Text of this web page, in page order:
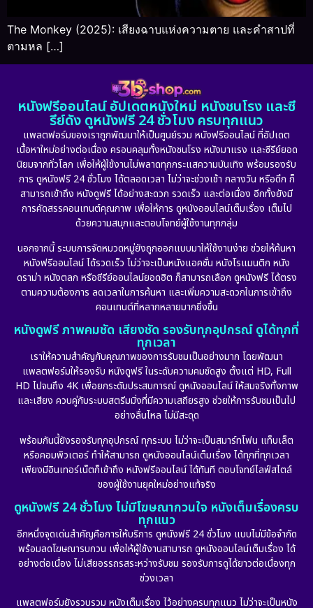
The Monkey (2025): เสียงฉาบแห่งความตาย และคำสาปที่
ตามหล […]
หนังฟรีออนไลน์ อัปเดตหนังใหม่ หนังชนโรง และซี
รีย์ดัง ดูหนังฟรี 24 ชั่วโมง ครบทุกแนว
แพลตฟอร์มของเราถูกพัฒนาให้เป็นศูนย์รวม หนังฟรีออนไลน์ ที่อัปเดต
เนื้อหาใหม่อย่างต่อเนื่อง ครอบคลุมทั้งหนังชนโรง หนังมาแรง และซีรีย์ยอด
นิยมจากทั่วโลก เพื่อให้ผู้ใช้งานไม่พลาดทุกกระแสความบันเทิง พร้อมรองรับ
การ ดูหนังฟรี 24 ชั่วโมง ได้ตลอดเวลา ไม่ว่าจะช่วงเช้า กลางวัน หรือดึก ก็
สามารถเข้าถึง หนังดูฟรี ได้อย่างสะดวก รวดเร็ว และต่อเนื่อง อีกทั้งยังมี
การคัดสรรคอนเทนต์คุณภาพ เพื่อให้การ ดูหนังออนไลน์เต็มเรื่อง เต็มไป
ด้วยความสนุกและตอบโจทย์ผู้ใช้งานทุกกลุ่ม
นอกจากนี้ ระบบการจัดหมวดหมู่ยังถูกออกแบบมาให้ใช้งานง่าย ช่วยให้ค้นหา
หนังฟรีออนไลน์ ได้รวดเร็ว ไม่ว่าจะเป็นหนังแอคชั่น หนังโรแมนติก หนัง
ดราม่า หนังตลก หรือซีรีย์ออนไลน์ยอดฮิต ก็สามารถเลือก ดูหนังฟรี ได้ตรง
ตามความต้องการ ลดเวลาในการค้นหา และเพิ่มความสะดวกในการเข้าถึง
คอนเทนต์ที่หลากหลายมากยิ่งขึ้น
หนังดูฟรี ภาพคมชัด เสียงชัด รองรับทุกอุปกรณ์ ดูได้ทุกที่
ทุกเวลา
เราให้ความสำคัญกับคุณภาพของการรับชมเป็นอย่างมาก โดยพัฒนา
แพลตฟอร์มให้รองรับ หนังดูฟรี ในระดับความคมชัดสูง ตั้งแต่ HD, Full
HD ไปจนถึง 4K เพื่อยกระดับประสบการณ์ ดูหนังออนไลน์ ให้สมจริงทั้งภาพ
และเสียง ควบคู่กับระบบสตรีมมิ่งที่มีความเสถียรสูง ช่วยให้การรับชมเป็นไป
อย่างลื่นไหล ไม่มีสะดุด
พร้อมกันนี้ยังรองรับทุกอุปกรณ์ ทุกระบบ ไม่ว่าจะเป็นสมาร์ทโฟน แท็บเล็ต
หรือคอมพิวเตอร์ ทำให้สามารถ ดูหนังออนไลน์เต็มเรื่อง ได้ทุกที่ทุกเวลา
เพียงมีอินเทอร์เน็ตก็เข้าถึง หนังฟรีออนไลน์ ได้ทันที ตอบโจทย์ไลฟ์สไตล์
ของผู้ใช้งานยุคใหม่อย่างแท้จริง
ดูหนังฟรี 24 ชั่วโมง ไม่มีโฆษณากวนใจ หนังเต็มเรื่องครบ
ทุกแนว
อีกหนึ่งจุดเด่นสำคัญคือการให้บริการ ดูหนังฟรี 24 ชั่วโมง แบบไม่มีข้อจำกัด
พร้อมลดโฆษณารบกวน เพื่อให้ผู้ใช้งานสามารถ ดูหนังออนไลน์เต็มเรื่อง ได้
อย่างต่อเนื่อง ไม่เสียอรรถรสระหว่างรับชม รองรับการดูได้ยาวต่อเนื่องทุก
ช่วงเวลา
แพลตฟอร์มยังรวบรวม หนังเต็มเรื่อง ไว้อย่างครบทุกแนว ไม่ว่าจะเป็นหนัง